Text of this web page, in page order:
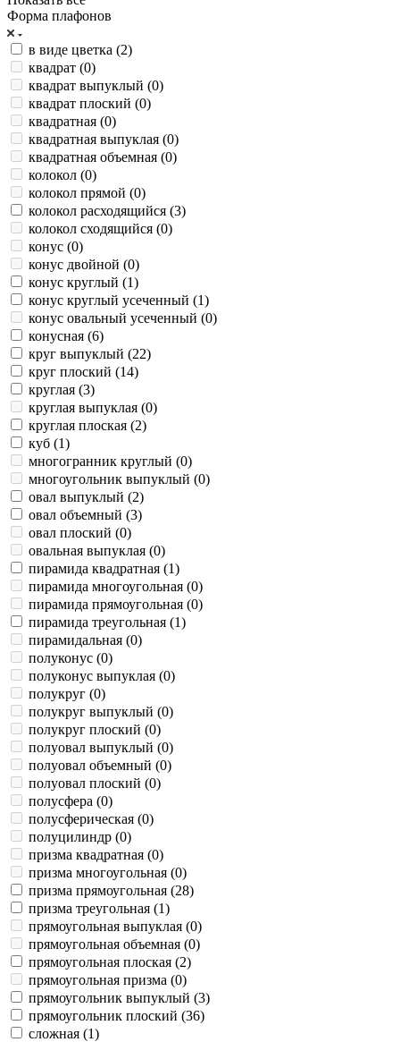
Форма плафонов
в виде цветка (2)
квадрат (0)
квадрат выпуклый (0)
квадрат плоский (0)
квадратная (0)
квадратная выпуклая (0)
квадратная объемная (0)
колокол (0)
колокол прямой (0)
колокол расходящийся (3)
колокол сходящийся (0)
конус (0)
конус двойной (0)
конус круглый (1)
конус круглый усеченный (1)
конус овальный усеченный (0)
конусная (6)
круг выпуклый (22)
круг плоский (14)
круглая (3)
круглая выпуклая (0)
круглая плоская (2)
куб (1)
многогранник круглый (0)
многоугольник выпуклый (0)
овал выпуклый (2)
овал объемный (3)
овал плоский (0)
овальная выпуклая (0)
пирамида квадратная (1)
пирамида многоугольная (0)
пирамида прямоугольная (0)
пирамида треугольная (1)
пирамидальная (0)
полуконус (0)
полуконус выпуклая (0)
полукруг (0)
полукруг выпуклый (0)
полукруг плоский (0)
полуовал выпуклый (0)
полуовал объемный (0)
полуовал плоский (0)
полусфера (0)
полусферическая (0)
полуцилиндр (0)
призма квадратная (0)
призма многоугольная (0)
призма прямоугольная (28)
призма треугольная (1)
прямоугольная выпуклая (0)
прямоугольная объемная (0)
прямоугольная плоская (2)
прямоугольная призма (0)
прямоугольник выпуклый (3)
прямоугольник плоский (36)
сложная (1)